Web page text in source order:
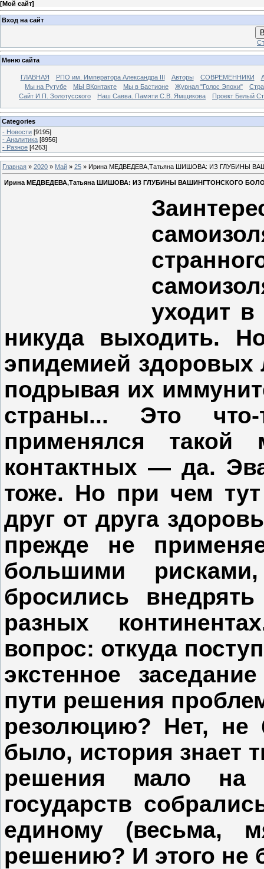
[Мой сайт]
Вход на сайт
Меню сайта
ГЛАВНАЯ РПО им. Императора Александра III Авторы СОВРЕМЕННИКИ
Мы на Рутубе
МЫ ВКонтакте Мы в Бастионе Журнал "Голос Эпохи"
Сайт И.П. Золотусского
Наш Савва. Памяти С.В. Ямщикова Проект Белый
Categories
- Новости [9195]
- Аналитика [8956]
- Разное [4263]
Главная » 2020 » Май » 25 » Ирина МЕДВЕДЕВА,Татьяна ШИШОВА: ИЗ ГЛУБИНЫ
Ирина МЕДВЕДЕВА,Татьяна ШИШОВА: ИЗ ГЛУБИНЫ ВАШИНГТОНСКОГО
уходит в
никуда выходить.
эпидемией здоровых
подрывая их
страны... Это
применялся
контактных — да.
тоже. Но при чем
друг от друга
прежде не
большими
бросились
разных
вопрос: откуда
экстенное
пути решения
резолюцию? Нет,
было, история знает
решения мало на
государств
единому (весьма,
решению? И этого не